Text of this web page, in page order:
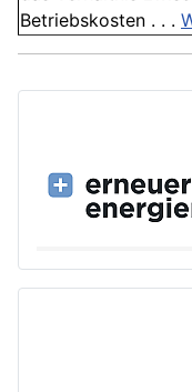
Betriebskosten . . .